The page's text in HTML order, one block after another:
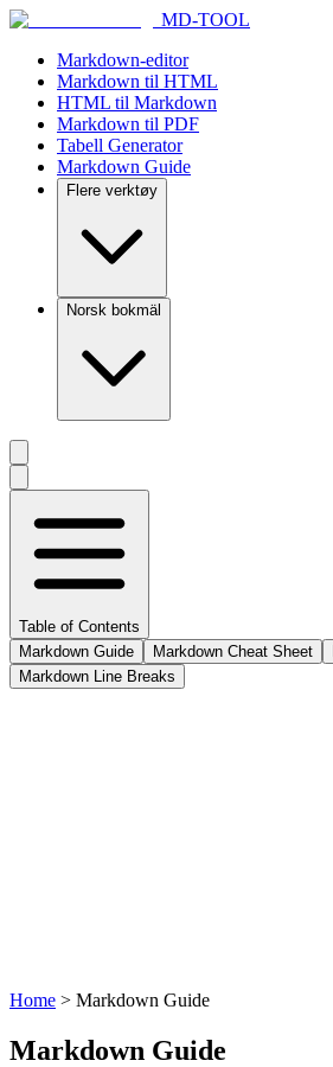
MD-TOOL
Markdown-editor
Markdown til HTML
HTML til Markdown
Markdown til PDF
Tabell Generator
Markdown Guide
Flere verktøy
Norsk bokmäl
Table of Contents
Markdown Guide
Markdown Cheat Sheet
Markdown Line Breaks
Home > Markdown Guide
Markdown Guide